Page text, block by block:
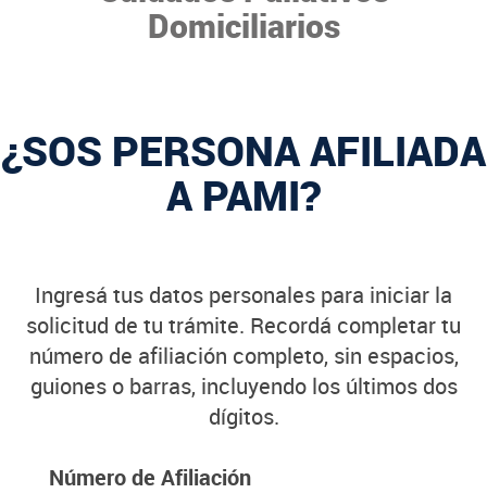
Domiciliarios
¿SOS PERSONA AFILIADA
A PAMI?
Ingresá tus datos personales para iniciar la
solicitud de tu trámite. Recordá completar tu
número de afiliación completo, sin espacios,
guiones o barras, incluyendo los últimos dos
dígitos.
Número de Afiliación